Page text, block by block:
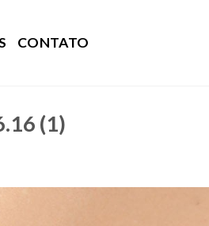
CONTATO
(1)